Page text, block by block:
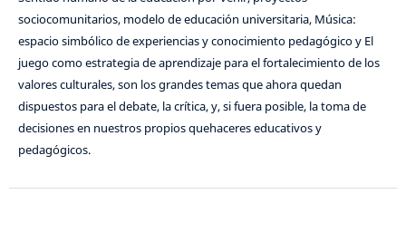
sociocomunitarios, modelo de educación universitaria, Música:
espacio simbólico de experiencias y conocimiento pedagógico y El
juego como estrategia de aprendizaje para el fortalecimiento de los
valores culturales, son los grandes temas que ahora quedan
dispuestos para el debate, la crítica, y, si fuera posible, la toma de
decisiones en nuestros propios quehaceres educativos y
pedagógicos.